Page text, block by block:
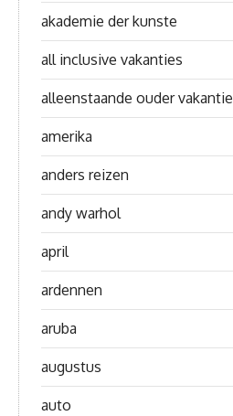
akademie der kunste
all inclusive vakanties
alleenstaande ouder vakantie
amerika
anders reizen
andy warhol
april
ardennen
aruba
augustus
auto